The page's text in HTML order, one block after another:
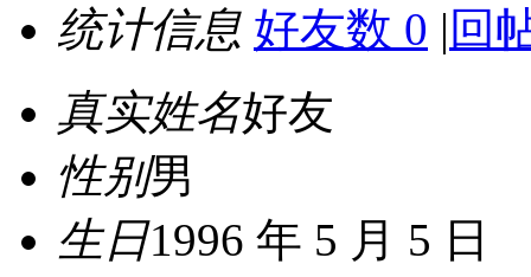
统计信息 好友数 0 | 回
真实姓名好友
性别男
生日1996 年 5 月 5 日